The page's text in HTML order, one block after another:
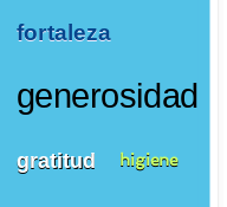
fortaleza
generosidad
gratitud higiene